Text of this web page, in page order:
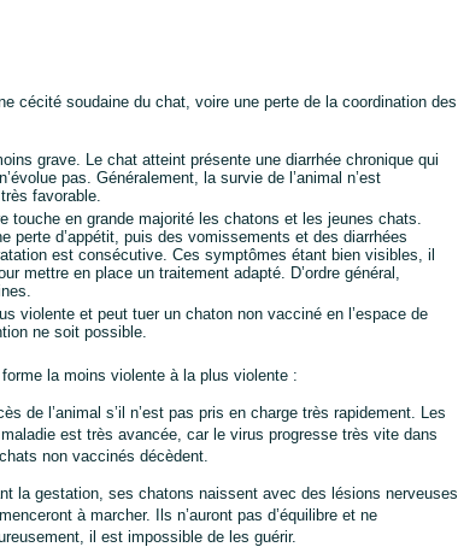
cécité soudaine du chat, voire une perte de la coordination des
grave. Le chat atteint présente une diarrhée chronique qui
pas. Généralement, la survie de l’animal n’est
favorable.
touche en grande majorité les chatons et les jeunes chats.
perte d’appétit, puis des vomissements et des diarrhées
est consécutive. Ces symptômes étant bien visibles, il
mettre en place un traitement adapté. D’ordre général,
violente et peut tuer un chaton non vacciné en l’espace de
ne soit possible.
la moins violente à la plus violente :
de l’animal s’il n’est pas pris en charge très rapidement. Les
est très avancée, car le virus progresse très vite dans
non vaccinés décèdent.
la gestation, ses chatons naissent avec des lésions nerveuses
à marcher. Ils n’auront pas d’équilibre et ne
il est impossible de les guérir.